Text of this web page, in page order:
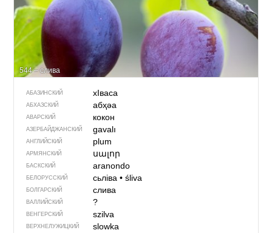
544 – слива
АБАЗИНСКИЙ хIваса
АБХАЗСКИЙ абҳәа
АВАРСКИЙ кокон
АЗЕРБАЙДЖАН­СКИЙ gavalı
АНГЛИЙСКИЙ plum
АРМЯНСКИЙ սալոր
БАСКСКИЙ aranondo
БЕЛОРУССКИЙ сьліва• śliva
БОЛГАРСКИЙ слива
ВАЛЛИЙСКИЙ ?
ВЕНГЕРСКИЙ szilva
ВЕРХНЕЛУЖИЦКИЙ slowka